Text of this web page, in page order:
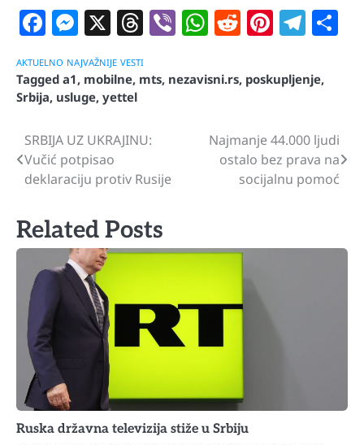
Facebook
Messenger
X Threads
ViberWhatsApp
Reddit
AKTUELNO NAJVAŽNIJE VESTI
Tagged a1, mobilne, mts, nezavisni.rs, poskupljenje,
Srbija, usluge, yettel
Navigacija
članaka
SRBIJA UZ UKRAJINU:
Vučić potpisao
deklaraciju protiv Rusije
Najmanje 44.000 ljudi
ostalo bez prava na
socijalnu pomoć
Related Posts
Ruska državna televizija stiže u Srbiju